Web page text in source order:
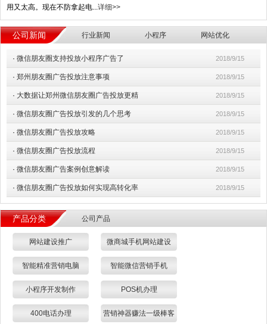
用又太高。现在不防拿起电...详细>>
公司新闻 行业新闻 小程序 网站优化
· 微信朋友圈支持投放小程序广告了 2018/9/15
· 郑州朋友圈广告投放注意事项 2018/9/15
· 大数据让郑州微信朋友圈广告投放更精 2018/9/15
· 微信朋友圈广告投放引发的几个思考 2018/9/15
· 微信朋友圈广告投放攻略 2018/9/15
· 微信朋友圈广告投放流程 2018/9/15
· 微信朋友圈广告案例创意解读 2018/9/15
· 微信朋友圈广告投放如何实现高转化率 2018/9/15
产品分类 公司产品
网站建设推广 微商城手机网站建设
智能精准营销电脑 智能微信营销手机
小程序开发制作 POS机办理
400电话办理 营销神器赚法一级棒客